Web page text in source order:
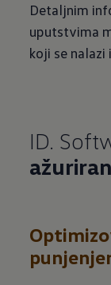
Detaljnim
uputstvima
koji se
ID.